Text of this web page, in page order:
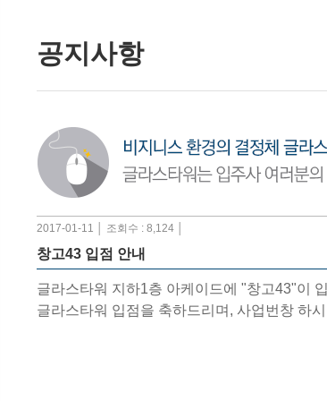
공지사항
2017-01-11 │ 조회수 : 8,124 │
창고43 입점 안내
글라스타워 지하1층 아케이드에 "창고43"이
글라스타워 입점을 축하드리며, 사업번창 하